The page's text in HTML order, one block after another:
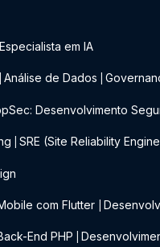
Especialista em IA
Análise de Dados
Desenvolvimento
SRE (Site Reliability
com Flutter
End PHP